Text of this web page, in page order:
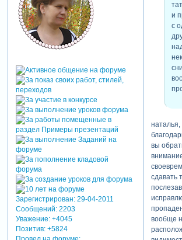
оля, на
при
частях
Зарегистрирован: 29-04-2011
Сообщений:2203
Уважение: +4045
Позитив: +5824
и
с
наталья,
вы
сдавать
вообще